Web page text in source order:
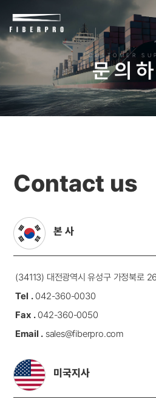
CUSTOMER
문의 하
Contact us
본 사
(34113) 대전광역시 유성구 가정북로
Tel .042-360-0030
Fax .042-360-0050
Email .sales@fiberpro.com
미국지사